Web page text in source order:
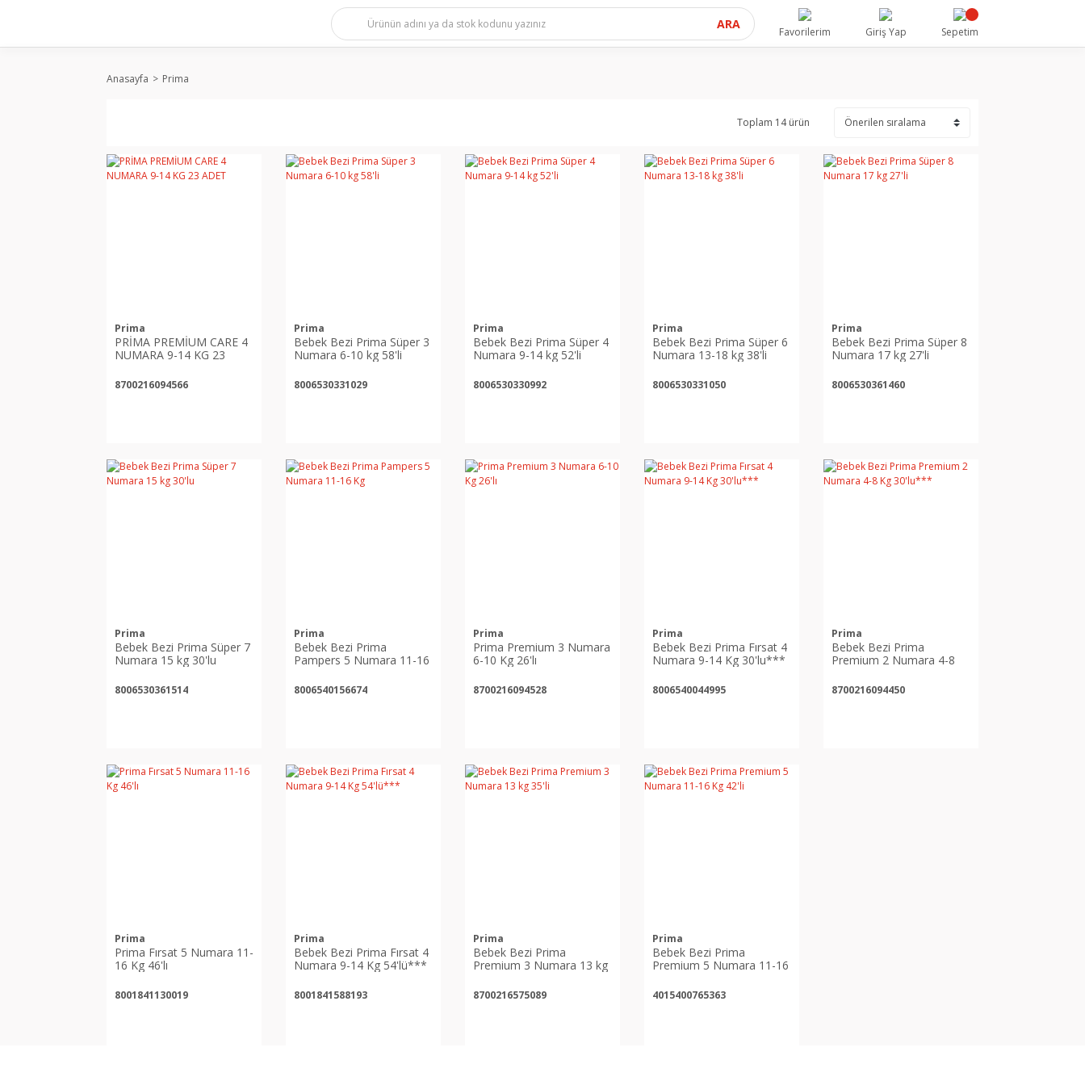
ARA
Favorilerim Giriş Yap Sepetim
Anasayfa Prima
Toplam 14 ürün
Prima
PRİMA PREMİUM CARE 4
NUMARA 9-14 KG 23
8700216094566
Prima
Bebek Bezi Prima Süper 3
Numara 6-10 kg 58'li
8006530331029
Prima
Bebek Bezi Prima Süper 4
Numara 9-14 kg 52'li
8006530330992
Prima
Bebek Bezi Prima Süper 6
Numara 13-18 kg 38'li
8006530331050
Prima
Bebek Bezi Prima Süper 8
Numara 17 kg 27'li
8006530361460
Prima
Bebek Bezi Prima Süper 7
Numara 15 kg 30'lu
8006530361514
Prima
Bebek Bezi Prima
Pampers 5 Numara 11-16
8006540156674
Prima
Prima Premium 3 Numara
6-10 Kg 26'lı
8700216094528
Prima
Bebek Bezi Prima Fırsat 4
Numara 9-14 Kg 30'lu***
8006540044995
Prima
Bebek Bezi Prima
Premium 2 Numara 4-8
8700216094450
Prima
Prima Fırsat 5 Numara 11-
16 Kg 46'lı
8001841130019
Prima
Bebek Bezi Prima Fırsat 4
Numara 9-14 Kg 54'lü***
8001841588193
Prima
Bebek Bezi Prima
Premium 3 Numara 13 kg
8700216575089
Prima
Bebek Bezi Prima
Premium 5 Numara 11-16
4015400765363